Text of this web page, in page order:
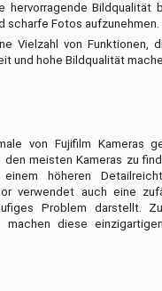
hervorragende
scharfe Fotos aufzunehmen.
Vielzahl von Funktionen,
und hohe Bildqualität
von Fujifilm Kameras
den meisten Kameras zu
höheren
verwendet auch eine
Problem darstellt.
machen diese